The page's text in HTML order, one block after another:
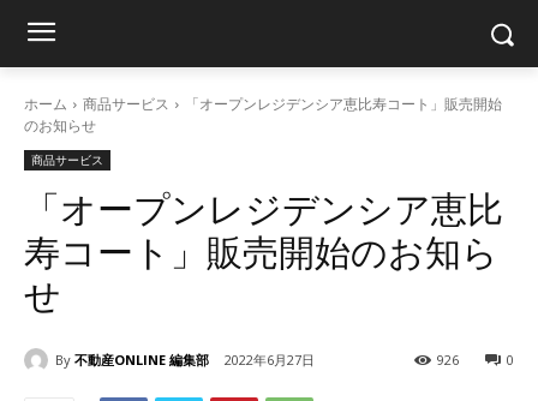
ホーム 商品サービス
「オープンレジデンシア恵⽐寿コート」販売開始
のお知らせ
商品サービス
「オープンレジデンシア恵⽐
寿コート」販売開始のお知ら
せ
By 不動産ONLINE 編集部 2022年6月27日 0
926